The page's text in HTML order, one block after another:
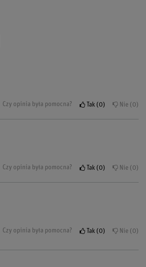
Czy opinia była pomocna? Tak 0 Nie 0
Czy opinia była pomocna? Tak 0 Nie 0
Czy opinia była pomocna? Tak 0 Nie 0